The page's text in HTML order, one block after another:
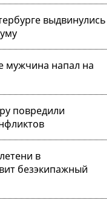
выдвинулись
мужчина напал на
повредили
в
безэкипажный